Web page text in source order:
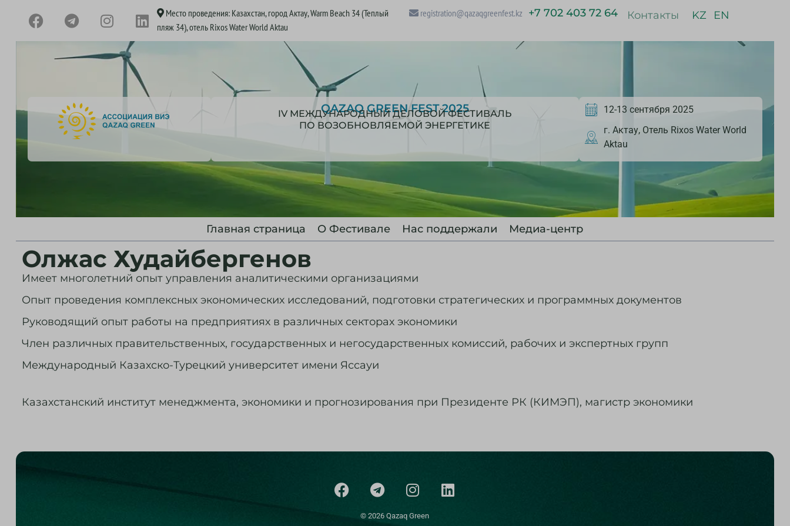
Место проведения: Казахстан, город Актау, Warm Beach 34 (Теплый
пляж 34), отель Rixos Water World Aktau
registration@qazaqgreenfest.kz +7 702 403 72 64 Контакты KZ EN
QAZAQ GREEN FEST 2025
IV МЕЖДУНАРОДНЫЙ ДЕЛОВОЙ ФЕСТИВАЛЬ
ПО ВОЗОБНОВЛЯЕМОЙ ЭНЕРГЕТИКЕ
12-13 сентября 2025
г. Актау, Отель Rixos Water World
Aktau
Главная страница О Фестивале Нас поддержали Медиа-центр
Олжас Худайбергенов
Имеет многолетний опыт управления аналитическими организациями
Опыт проведения комплексных экономических исследований, подготовки стратегических и программных документов
Руководящий опыт работы на предприятиях в различных секторах экономики
Член различных правительственных, государственных и негосударственных комиссий, рабочих и экспертных групп
Международный Казахско-Турецкий университет имени Яссауи
Казахстанский институт менеджмента, экономики и прогнозирования при Президенте РК (КИМЭП), магистр экономики
© 2026 Qazaq Green